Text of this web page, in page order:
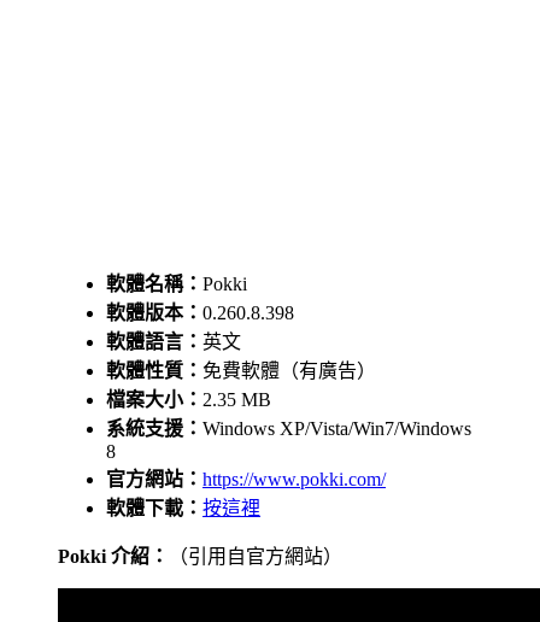
軟體名稱： Pokki
軟體版本： 0.260.8.398
軟體語言： 英文
軟體性質： 免費軟體（有廣告）
檔案大小： 2.35 MB
系統支援： Windows XP/Vista/Win7/Windows
8
官方網站： https://www.pokki.com/
軟體下載： 按這裡
Pokki 介紹： （引用自官方網站）